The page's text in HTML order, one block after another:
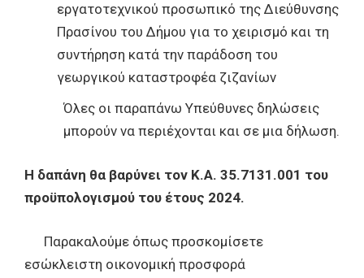
εργατοτεχνικού προσωπικό της Διεύθυνσης
Πρασίνου του Δήμου για το χειρισμό και τη
συντήρηση κατά την παράδοση του
γεωργικού καταστροφέα ζιζανίων
Όλες οι παραπάνω Υπεύθυνες δηλώσεις
μπορούν να περιέχονται και σε μια δήλωση.
Η δαπάνη θα βαρύνει τον Κ.Α. 35.7131.001 του
προϋπολογισμού του έτους 2024.
Παρακαλούμε όπως προσκομίσετε
εσώκλειστη οικονομική προσφορά